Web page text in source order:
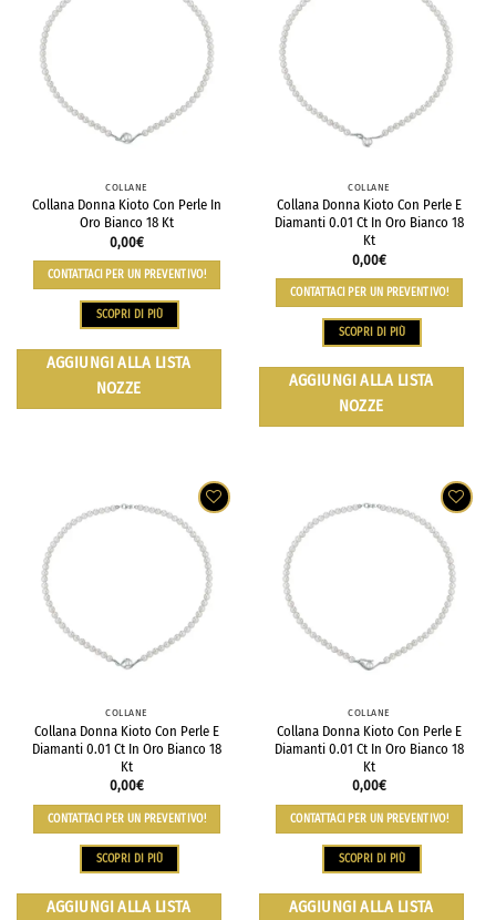
COLLANE
Collana Donna Kioto Con Perle In
Oro Bianco 18 Kt
0,00€
CONTATTACI PER UN PREVENTIVO!
SCOPRI DI PIÙ
AGGIUNGI ALLA LISTA
NOZZE
COLLANE
Collana Donna Kioto Con Perle E
Diamanti 0.01 Ct In Oro Bianco 18
Kt
0,00€
CONTATTACI PER UN PREVENTIVO!
SCOPRI DI PIÙ
AGGIUNGI ALLA LISTA
NOZZE
COLLANE
Collana Donna Kioto Con Perle E
Diamanti 0.01 Ct In Oro Bianco 18
Kt
0,00€
CONTATTACI PER UN PREVENTIVO!
SCOPRI DI PIÙ
AGGIUNGI ALLA LISTA
COLLANE
Collana Donna Kioto Con Perle E
Diamanti 0.01 Ct In Oro Bianco 18
Kt
0,00€
CONTATTACI PER UN PREVENTIVO!
SCOPRI DI PIÙ
AGGIUNGI ALLA LISTA